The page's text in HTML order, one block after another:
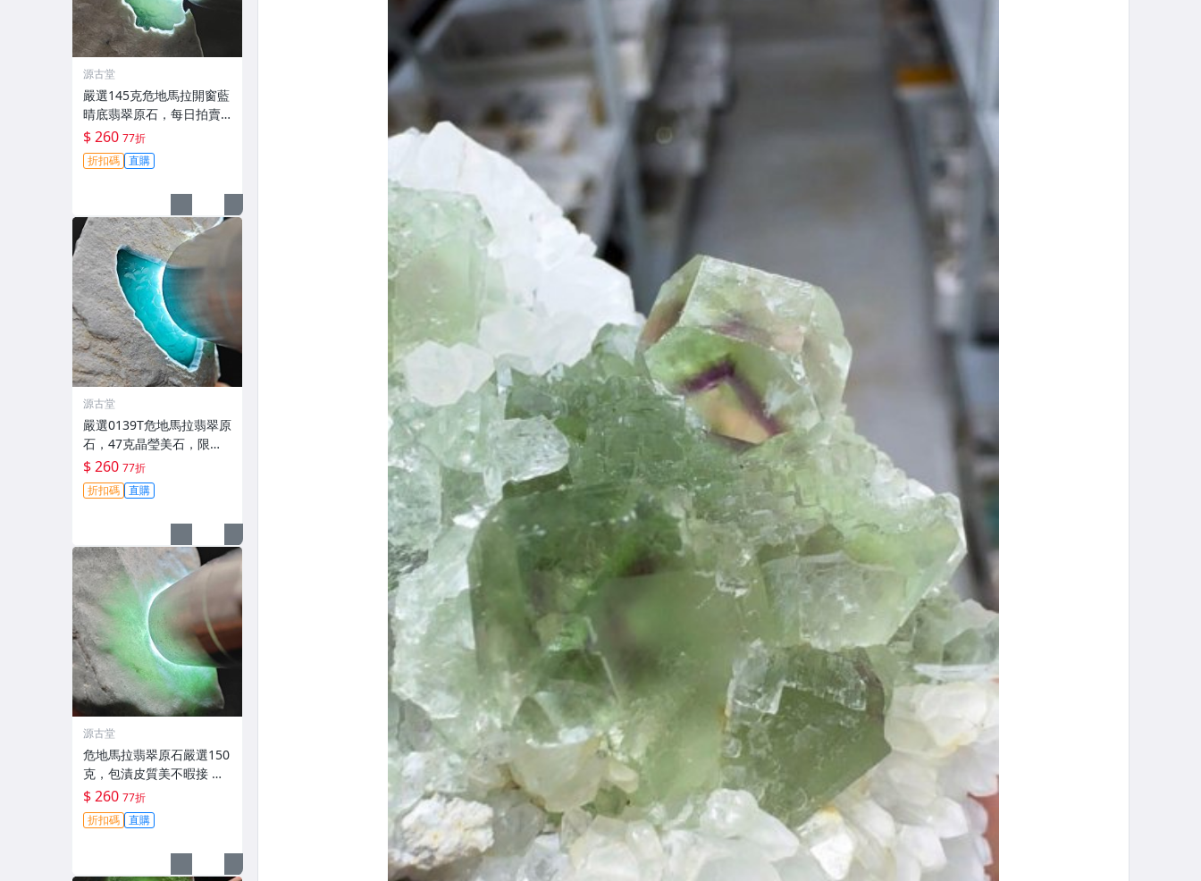
源古堂
嚴選145克危地馬拉開窗藍
晴底翡翠原石，每日拍賣
倒數計時，即刻競拍。危
地馬拉翡翠 擬價 藍色翡翠
晶塊 夜拍截標十一點
$ 260 77折
折扣碼 直購
源古堂
嚴選0139T危地馬拉翡翠原
石，47克晶瑩美石，限量
上拍，今夜11點截標！真
實成交等你來。危地馬拉
翡翠原石 拍賣
$ 260 77折
折扣碼 直購
源古堂
危地馬拉翡翠原石嚴選150
克，包漬皮質美不暇接 每
日拍賣晚11點截標 真實成
交 危地馬拉、翡翠原石、
包漿皮
$ 260 77折
折扣碼 直購